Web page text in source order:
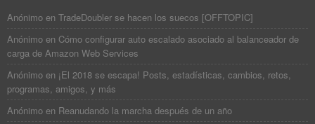
Anónimo en TradeDoubler se hacen los suecos [OFFTOPIC]
Anónimo en Cómo configurar auto escalado asociado al balanceador de
carga de Amazon Web Services
Anónimo en ¡El 2018 se escapa! Posts, estadísticas, cambios, retos,
programas, amigos, y más
Anónimo en Reanudando la marcha después de un año